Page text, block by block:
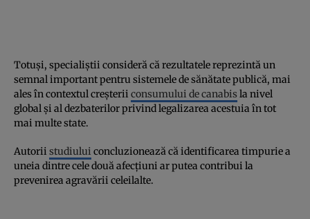
Totuși, specialiștii consideră că rezultatele reprezintă un
semnal important pentru sistemele de sănătate publică, mai
ales în contextul creșterii consumului de canabis la nivel
global și al dezbaterilor privind legalizarea acestuia în tot
mai multe state.
Autorii studiului concluzionează că identificarea timpurie a
uneia dintre cele două afecțiuni ar putea contribui la
prevenirea agravării celeilalte.